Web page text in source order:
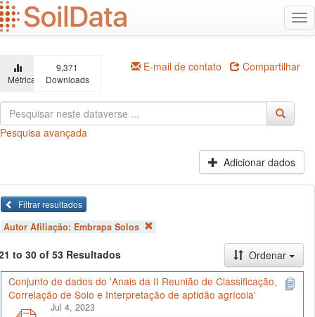
Ir
para
o
principal
Métricas
9,371
Downloads
E-mail de contato Compartilhar
Pesquisa avançada
Adicionar dados
Filtrar resultados
Autor Afiliação: Embrapa Solos
to 30 of 53 Resultados
Ordenar
Conjunto de dados do 'Anais da II Reunião de Classificação,
Correlação de Solo e Interpretação de aptidão agrícola'
Jul 4, 2023